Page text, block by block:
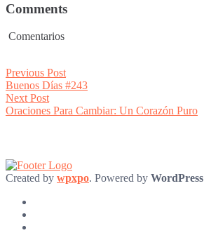
Comments
Comentarios
Post
navigation
Previous PostPrevious
post:
Buenos Días #243
Next PostNext
post:
Oraciones Para Cambiar: Un Corazón Puro
Created by wpxpo. Powered by WordPress